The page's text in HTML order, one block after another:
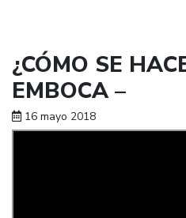
¿CÓMO SE
EMBOCA –
16 mayo 2018